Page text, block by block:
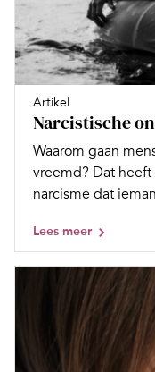
Artikel
Narcistische
Waarom gaan
vreemd? Dat
narcisme dat
Lees meer